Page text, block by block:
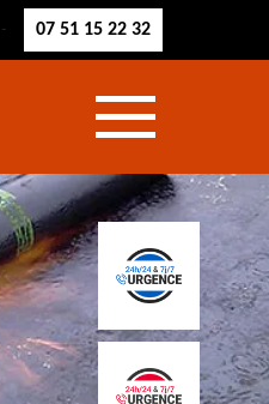
- 07 51 15 22 32